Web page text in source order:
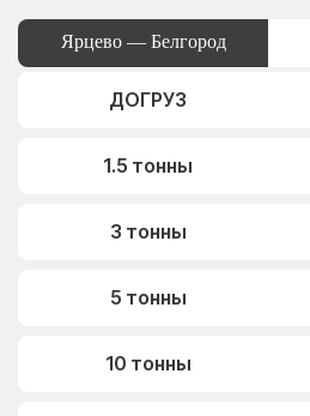
Ярцево — Белгород
ДОГРУЗ
1.5 тонны
3 тонны
5 тонны
10 тонны